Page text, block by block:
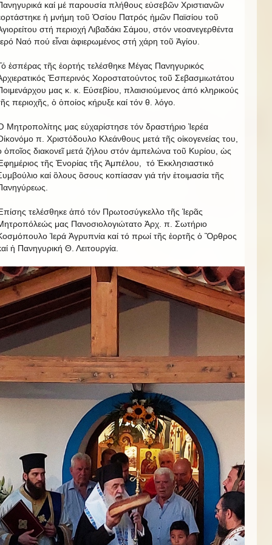
καί μέ παρουσία πλήθους εὐσεβῶν Χριστιανῶν
ἡ μνήμη τοῦ Ὁσίου Πατρός ἡμῶν Παϊσίου τοῦ
στή περιοχή Λιβαδάκι Σάμου, στόν νεοανεγερθέντα
Ναό πού εἶναι ἀφιερωμένος στή χάρη τοῦ Ἁγίου.
ἑσπέρας τῆς ἑορτής τελέσθηκε Μέγας Πανηγυρικός
Ἑσπερινός Χοροστατούντος τοῦ Σεβασμιωτάτου
μας κ. κ. Εύσεβίου, πλαισιούμενος ἀπό κληρικούς
περιοχῆς, ὁ ὁποίος κήρυξε καί τόν θ. λόγο.
Μητροπολίτης μας εὐχαρίστησε τόν δραστήριο Ἱερέα
π. Χριστόδουλο Κλεάνθους μετά τῆς οἰκογενείας του,
ὁποῖος διακονεῖ μετά ζήλου στόν ἀμπελώνα τοῦ Κυρίου, ὡς
τῆς Ἐνορίας τῆς Ἀμπέλου, τό Ἐκκλησιαστικό
καί ὃλους ὃσους κοπίασαν γιά τήν ἑτοιμασία τῆς
τελέσθηκε ἀπό τόν Πρωτοσύγκελλο τῆς Ἱερᾶς
μας Πανοσιολογιώτατο Ἀρχ. π. Σωτήριο
Ἱερά Ἀγρυπνία καί τό πρωί τῆς ἑορτῆς ὁ Ὂρθρος
ἡ Πανηγυρική Θ. Λειτουργία.